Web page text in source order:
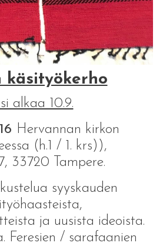
käsityökerho
alkaa 10.9.
Hervannan kirkon
(h.1 / 1. krs)),
33720 Tampere.
syyskauden
ja uusista ideoista.
Feresien / sarafaanien